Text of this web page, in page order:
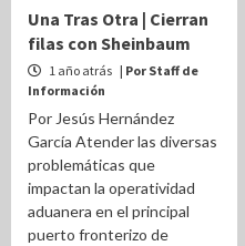
Una Tras Otra | Cierran
filas con Sheinbaum
1 año atrás | Por Staff de
Información
Por Jesús Hernández
García Atender las diversas
problemáticas que
impactan la operatividad
aduanera en el principal
puerto fronterizo de